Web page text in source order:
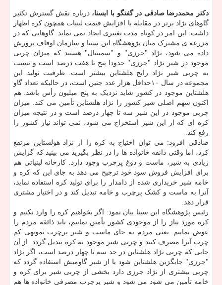
دکتر محمدرضا صادقی در گفتگو با ایسنا،درباره نقش گسترش تکثیر
گاوهای نژاد برتر در مقابله با افزایش قیمت لبنیات همچون کره اظهار
داشت: این امر در کوتاه مدت تغییری ایجاد نمی نماید. گاوهایی که در
مزرعه ی مشترک میان پژوهشگاه ابن سینا و سازمان اوقاف پرورش
داده می شود، نژاد "جرزی" و "سمینتال" هستند که میزان چربی
موجود در شیر نژاد "جرزی" حدودا پنج تا هفت درصد است و نسبت
به چربی شیر نژاد رایج هلشتاین بیشتر است. ظرفیت تولید این
مجموعه در سال ۱۰حداقل هزار عدد جنین است، در حالیکه تعداد گاو
هلشتاین موجود در کشور شاید نزدیک به پنج میلیون رأس باشد. هم
اکنون سهم اصلی شیر کشور را نژاد هلشتاین تأمین می کند. میزان
چربی موجود در این شیر سه تا چهار درصد است و در نتیجه میزان
کره ای که از این شیر استخراج می شود، نمی تواند نیاز کشور را
رفع کند.
صادقی افزود: می توان احتیاج به کره را از نژاد هولشتاین مرتفع
کرد، اما وقتی ذائقه خانواده ها را در نظر بگیرید می بینید که گرایش
زیادی به شیر، ماست و دوغ پرچرب وجود دارد. کارخانه لبنیاتی هم
برای افزایش فروش سود خود ترجیح می دهد به جای این که کره و
خامه شیر خریداری شده از دامدار را برای تولید کره استفاده نماید،
آنرا به ماست و کشک پرچرب و خامه تبدیل کند و در اختیار مشتری
قرار دهد.
رئیس پژوهشگاه ابن سینا بیان نمود: اگر بخواهیم کره را وارد نکنیم و
کره مورد نیاز را از موجودی کشور تأمین نماییم، باید ذائقه مردم را
عوض نماییم. یعنی مردم به جای ماست و شیر پرچرب نمونهی کم
چرب آنرا مصرف کنند و چربی شیر موجود به کره تبدیل گردد. از آن
جایی که چربی نژاد هلشتاین در حد سه تا چهار درصد است، اگر نژاد
"جرزی" جایگزین هلشتاین شود یا از شیر گاومیش استفاده گردد که
چربی بیشتری از نژاد جرزی دارد بخشی از چربی شیر برای کره و
خامه تأمین می شود می شود و شیر پرچرب مصرفی خانواده ها هم